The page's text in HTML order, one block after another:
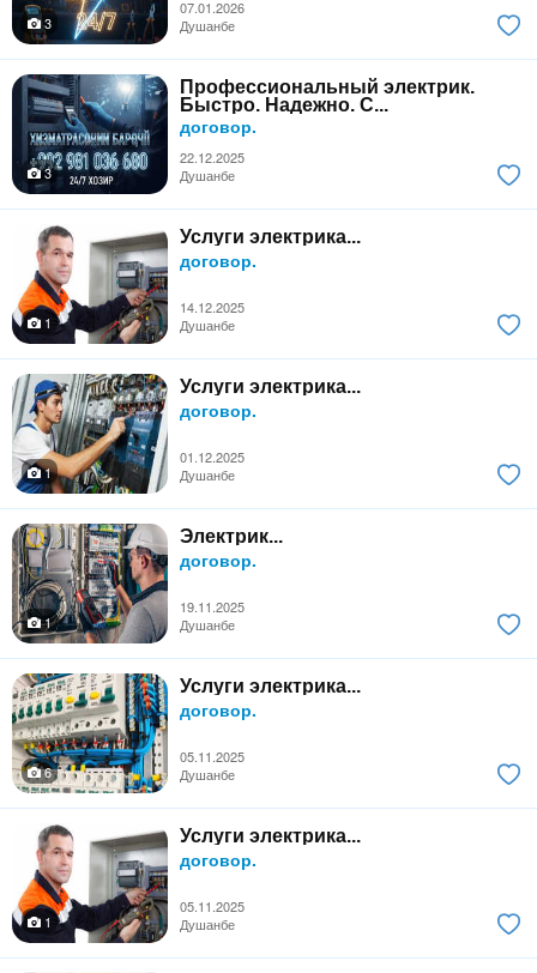
07.01.2026
3
Душанбе
Профессиональный электрик.
Быстро. Надежно. С...
договор.
22.12.2025
3
Душанбе
Услуги электрика...
договор.
14.12.2025
1
Душанбе
Услуги электрика...
договор.
01.12.2025
1
Душанбе
Электрик...
договор.
19.11.2025
1
Душанбе
Услуги электрика...
договор.
05.11.2025
6
Душанбе
Услуги электрика...
договор.
05.11.2025
1
Душанбе